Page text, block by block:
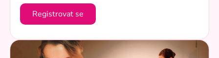
Registrovat se